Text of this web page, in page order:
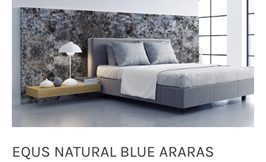
EQUS NATURAL BLUE ARARAS
ARARAS